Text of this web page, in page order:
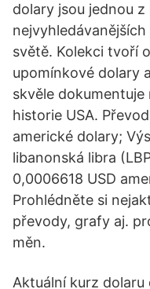
dolary jsou jednou z
světě. Kolekci tvoří
upomínkové dolary
skvěle
historie USA.
americké dolary;
libanonská libra
0,0006618 USD
Prohlédněte si
převody, grafy aj.
měn.
Aktuální kurz